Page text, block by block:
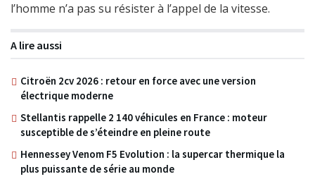
l’homme n’a pas su résister à l’appel de la vitesse.
A lire aussi
Citroën 2cv 2026 : retour en force avec une version
électrique moderne
Stellantis rappelle 2 140 véhicules en France : moteur
susceptible de s’éteindre en pleine route
Hennessey Venom F5 Evolution : la supercar thermique la
plus puissante de série au monde